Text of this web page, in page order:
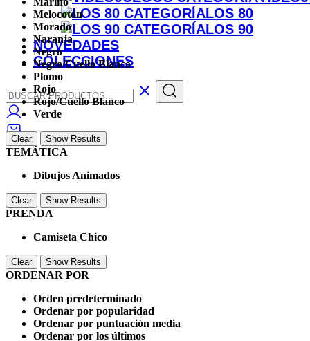
LOS 80
LOS 90
NOVEDADES
COLECCIONES
0
Melocotón
Morado
Naranja
Negro
Negro/Cuello Blanco
Plomo
Rojo
Rojo/Cuello Blanco
Verde
Clear Show Results
TEMÁTICA
Dibujos Animados
Clear Show Results
PRENDA
Camiseta Chico
Clear Show Results
ORDENAR POR
Orden predeterminado
Ordenar por popularidad
Ordenar por puntuación media
Ordenar por los últimos